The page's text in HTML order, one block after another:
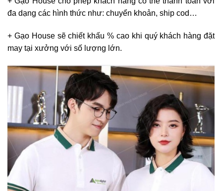
đa dạng các hình thức như: chuyển khoản, ship cod…
+ Gạo House sẽ chiết khấu % cao khi quý khách hàng đặt
may tại xưởng với số lượng lớn.